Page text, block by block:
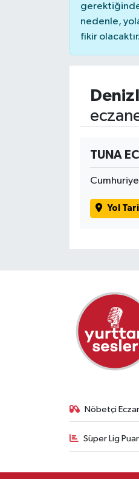
nedenle,
fikir olacaktır.
TUNA
Yol
Nöbetçi
Süper Lig